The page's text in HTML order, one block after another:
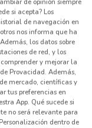
de opinión siempre
si acepta? Los
de navegación en
nos informa que ha
los datos sobre
de red, y los
y mejorar la
Provacidad. Además,
mercado, científicas y
tus preferencias en
App. Qué sucede si
no será relevante para
dentro de